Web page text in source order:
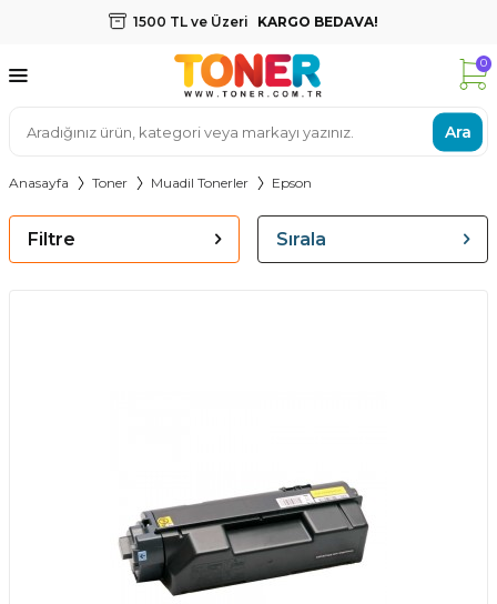
1500 TL ve Üzeri KARGO BEDAVA!
Ara
0
Anasayfa Toner Muadil Tonerler Epson
Filtre Sırala